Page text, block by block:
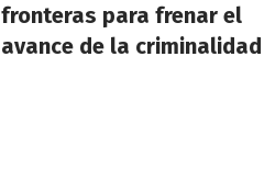
fronteras para frenar el
avance de la criminalidad